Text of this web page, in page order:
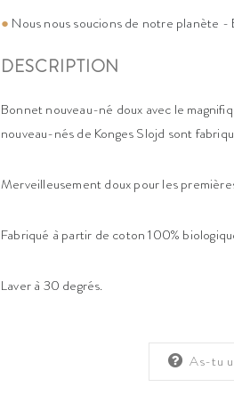
● Nous nous soucions de notre planète -
DESCRIPTION
Bonnet nouveau-né doux avec le
nouveau-nés de Konges Slojd sont
Merveilleusement doux pour les
Fabriqué à partir de coton 100%
Laver à 30 degrés.
As-tu